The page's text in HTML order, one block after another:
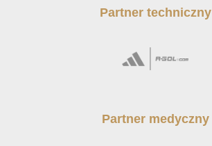
Partner techniczny
Partner medyczny